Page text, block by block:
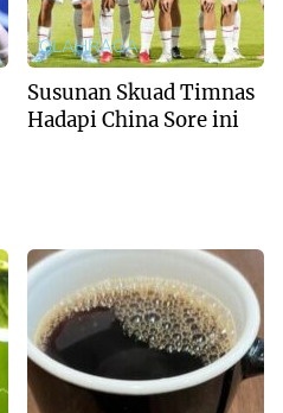
OLAHRAGA
Susunan Skuad Timnas
Hadapi China Sore ini